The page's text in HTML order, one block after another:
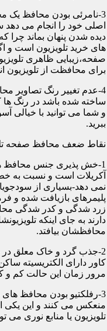
3-نامرئی بودن محافظ یک
اصلی خود را انجام می دهد
دیده شدن پنهان بماند چرا
های خرید تلویزیون است و
صفحه،زیبایی ظاهری
برای محافظت از تلویزیون
ساخته شده باشد در رنگ ها
و شما می توانید با خیالی
ببرید.
نقاط ضعف محافظ صفحه
1-خش پذیری جنس محافظ
آکریلات است و نسبت به
نمی دهد-بسیاری از
پلیمرهای بازیافت شده و
زرد شدگی و کدر شدگی
دارند به جای اینکه
محافظشان بیافتد.
2-جذب گرد و خاک معلق در
کاور دارای الکتریسیته
مرور زمان این حالت کم و
3-رفلکتیو بودن محافظ
منعکس می کنند و این یکی
تلویزیون یا منابع نوری